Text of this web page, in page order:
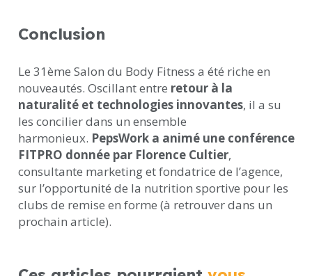
Conclusion
Le 31ème Salon du Body Fitness a été riche en
nouveautés. Oscillant entre retour à la
naturalité et technologies innovantes, il a su
les concilier dans un ensemble
harmonieux. PepsWork a animé une conférence
FITPRO donnée par Florence Cultier,
consultante marketing et fondatrice de l’agence,
sur l’opportunité de la nutrition sportive pour les
clubs de remise en forme (à retrouver dans un
prochain article).